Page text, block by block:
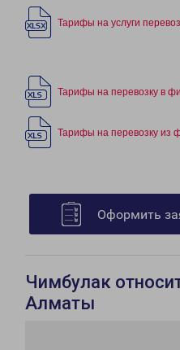
Тарифы на услуги
Тарифы на перевозку в
Тарифы на перевозку из
Оформить
Чимбулак
Алматы